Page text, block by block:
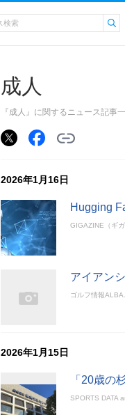
成人
『成人』に関するニュース記事
2026年1月16日
Hugging
GIGAZINE（ギガ
アイアン
ゴルフ情報
2026年1月15日
「20歳の
SPORTS DATA